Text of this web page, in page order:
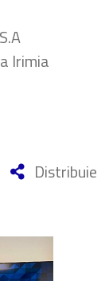
Irimia
Distribuie